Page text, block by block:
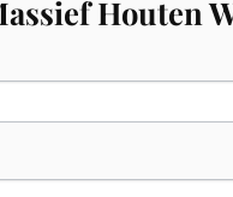
Houten